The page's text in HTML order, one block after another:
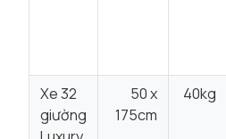
Xe 32
giường
50 x
175cm
40kg